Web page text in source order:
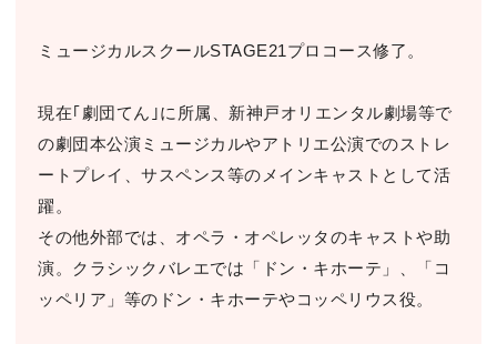
ミュージカルスクールSTAGE21プロコース修了。
現在｢劇団てん｣に所属、新神戸オリエンタル劇場等で
の劇団本公演ミュージカルやアトリエ公演でのストレ
ートプレイ、サスペンス等のメインキャストとして活
躍。
その他外部では、オペラ・オペレッタのキャストや助
演。クラシックバレエでは「ドン・キホーテ」、「コ
ッペリア」等のドン・キホーテやコッペリウス役。